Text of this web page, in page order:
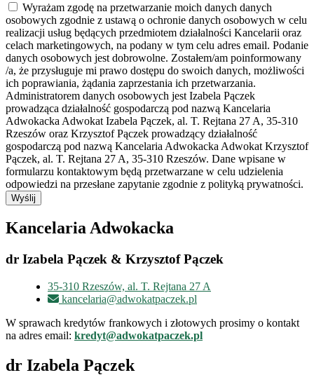
Wyrażam zgodę na przetwarzanie moich danych danych
osobowych zgodnie z ustawą o ochronie danych osobowych w celu
realizacji usług będących przedmiotem działalności Kancelarii oraz
celach marketingowych, na podany w tym celu adres email. Podanie
danych osobowych jest dobrowolne. Zostałem/am poinformowany
/a, że przysługuje mi prawo dostępu do swoich danych, możliwości
ich poprawiania, żądania zaprzestania ich przetwarzania.
Administratorem danych osobowych jest Izabela Pączek
prowadząca działalność gospodarczą pod nazwą Kancelaria
Adwokacka Adwokat Izabela Pączek, al. T. Rejtana 27 A, 35-310
Rzeszów oraz Krzysztof Pączek prowadzący działalność
gospodarczą pod nazwą Kancelaria Adwokacka Adwokat Krzysztof
Pączek, al. T. Rejtana 27 A, 35-310 Rzeszów. Dane wpisane w
formularzu kontaktowym będą przetwarzane w celu udzielenia
odpowiedzi na przesłane zapytanie zgodnie z polityką prywatności.
Wyślij
Kancelaria Adwokacka
dr Izabela Pączek & Krzysztof Pączek
35-310 Rzeszów, al. T. Rejtana 27 A
kancelaria@adwokatpaczek.pl
W sprawach kredytów frankowych i złotowych prosimy o kontakt
na adres email: kredyt@adwokatpaczek.pl
dr Izabela Pączek